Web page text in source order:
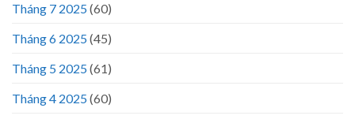
Tháng 7 2025(60)
Tháng 6 2025(45)
Tháng 5 2025(61)
Tháng 4 2025(60)